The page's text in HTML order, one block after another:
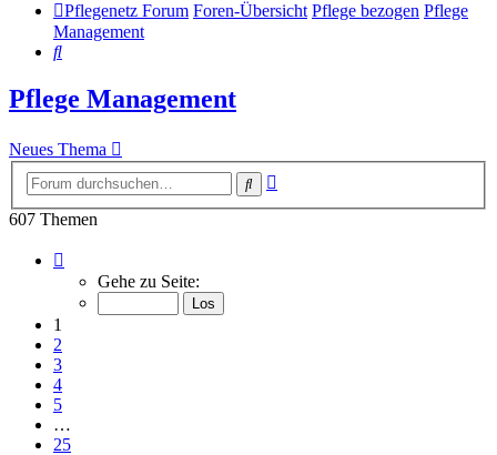
Pflegenetz Forum Foren-Übersicht Pflege bezogen Pflege
Management
Suche
Pflege Management
Neues Thema
Suche
607 Themen
von
Gehe zu Seite:
1
2
3
4
5
…
25